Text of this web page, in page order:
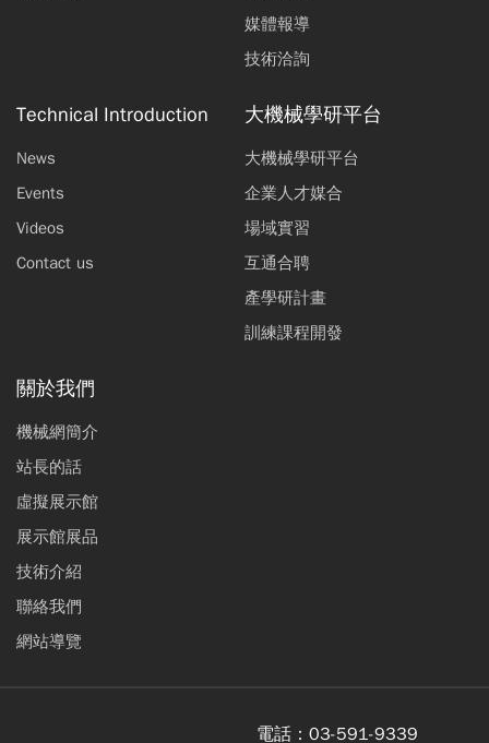
媒體報導
技術洽詢
Technical Introduction
News
Events
Videos
Contact us
大機械學研平台
大機械學研平台
企業人才媒合
場域實習
互通合聘
產學研計畫
訓練課程開發
關於我們
機械網簡介
站長的話
虛擬展示館
展示館展品
技術介紹
聯絡我們
網站導覽
電話： 03-591-9339